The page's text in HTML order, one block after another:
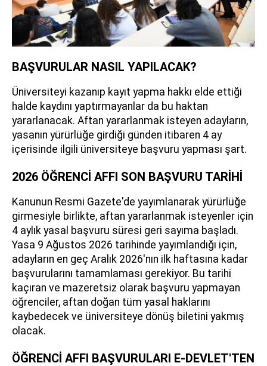
BAŞVURULAR NASIL YAPILACAK?
Üniversiteyi kazanıp kayıt yapma hakkı elde ettiği
halde kaydını yaptırmayanlar da bu haktan
yararlanacak. Aftan yararlanmak isteyen adayların,
yasanın yürürlüğe girdiği günden itibaren 4 ay
içerisinde ilgili üniversiteye başvuru yapması şart.
2026 ÖĞRENCİ AFFI SON BAŞVURU TARİHİ
Kanunun Resmi Gazete'de yayımlanarak yürürlüğe
girmesiyle birlikte, aftan yararlanmak isteyenler için
4 aylık yasal başvuru süresi geri sayıma başladı.
Yasa 9 Ağustos 2026 tarihinde yayımlandığı için,
adayların en geç Aralık 2026'nın ilk haftasına kadar
başvurularını tamamlaması gerekiyor. Bu tarihi
kaçıran ve mazeretsiz olarak başvuru yapmayan
öğrenciler, aftan doğan tüm yasal haklarını
kaybedecek ve üniversiteye dönüş biletini yakmış
olacak.
ÖĞRENCİ AFFI BAŞVURULARI E-DEVLET'TEN